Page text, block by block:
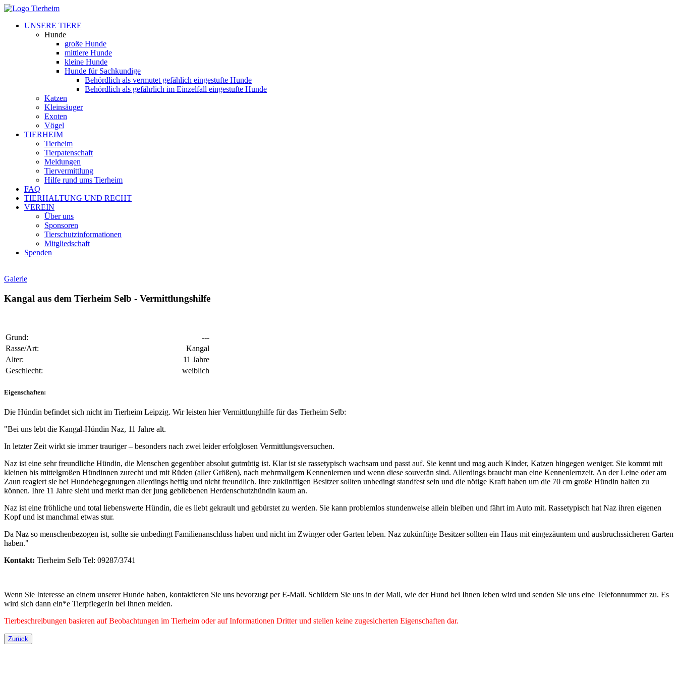
UNSERE TIERE
Hunde
große Hunde
mittlere Hunde
kleine Hunde
Hunde für Sachkundige
Behördlich als vermutet gefählich eingestufte Hunde
Behördlich als gefährlich im Einzelfall eingestufte Hunde
Katzen
Kleinsäuger
Exoten
Vögel
TIERHEIM
Tierheim
Tierpatenschaft
Meldungen
Tiervermittlung
Hilfe rund ums Tierheim
FAQ
TIERHALTUNG UND RECHT
VEREIN
Über uns
Sponsoren
Tierschutzinformationen
Mitgliedschaft
Spenden
Galerie
Kangal aus dem Tierheim Selb - Vermittlungshilfe
Grund:
---
Rasse/Art:
Kangal
Alter:
11 Jahre
Geschlecht:
weiblich
Eigenschaften:
Die Hündin befindet sich nicht im Tierheim Leipzig. Wir leisten hier Vermittlunghilfe für das Tierheim Selb:
"Bei uns lebt die Kangal-Hündin Naz, 11 Jahre alt.
In letzter Zeit wirkt sie immer trauriger – besonders nach zwei leider erfolglosen Vermittlungsversuchen.
Naz ist eine sehr freundliche Hündin, die Menschen gegenüber absolut gutmütig ist. Klar ist sie rassetypisch wachsam und passt auf. Sie kennt und mag auch Kinder, Katzen hingegen weniger. Sie kommt mit
kleinen bis mittelgroßen Hündinnen zurecht und mit Rüden (aller Größen), nach mehrmaligem Kennenlernen und wenn diese souverän sind. Allerdings braucht man eine Kennenlernzeit. An der Leine oder am
Zaun reagiert sie bei Hundebegegnungen allerdings heftig und nicht freundlich. Ihre zukünftigen Besitzer sollten unbedingt standfest sein und die nötige Kraft haben um die 70 cm große Hündin halten zu
können. Ihre 11 Jahre sieht und merkt man der jung gebliebenen Herdenschutzhündin kaum an.
Naz ist eine fröhliche und total liebenswerte Hündin, die es liebt gekrault und gebürstet zu werden. Sie kann problemlos stundenweise allein bleiben und fährt im Auto mit. Rassetypisch hat Naz ihren eigenen
Kopf und ist manchmal etwas stur.
Da Naz so menschenbezogen ist, sollte sie unbedingt Familienanschluss haben und nicht im Zwinger oder Garten leben. Naz zukünftige Besitzer sollten ein Haus mit eingezäuntem und ausbruchssicheren Garten
haben."
Kontakt: Tierheim Selb Tel: 09287/3741
Wenn Sie Interesse an einem unserer Hunde haben, kontaktieren Sie uns bevorzugt per E-Mail. Schildern Sie uns in der Mail, wie der Hund bei Ihnen leben wird und senden Sie uns eine Telefonnummer zu. Es
wird sich dann ein*e TierpflegerIn bei Ihnen melden.
Tierbeschreibungen basieren auf Beobachtungen im Tierheim oder auf Informationen Dritter und stellen keine zugesicherten Eigenschaften dar.
Zurück